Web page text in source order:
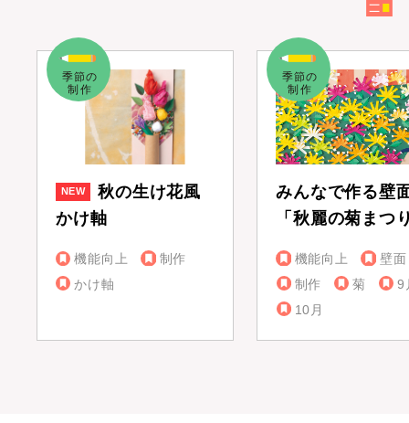
秋の生け花風
かけ軸
機能向上
制作
かけ軸
みんなで作る壁
「秋麗の菊まつ
機能向上
壁面
制作
菊
9
10月